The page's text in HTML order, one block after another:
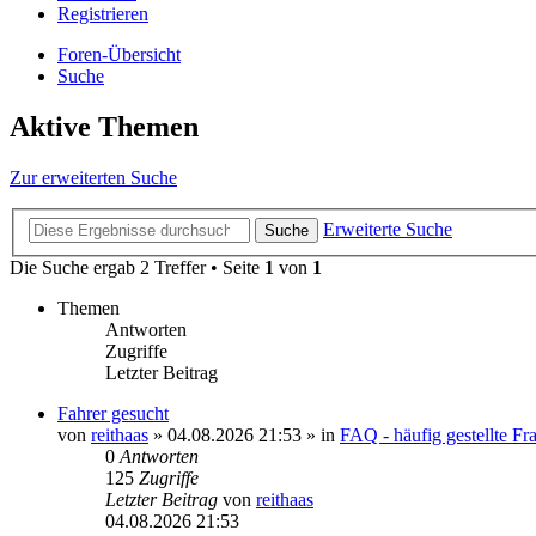
Registrieren
Foren-Übersicht
Suche
Aktive Themen
Zur erweiterten Suche
Suche
Erweiterte Suche
Die Suche ergab 2 Treffer • Seite 1 von 1
Themen
Antworten
Zugriffe
Letzter Beitrag
Fahrer gesucht
von reithaas » 04.08.2026 21:53 » in FAQ - häufig gestellte
0 Antworten
125 Zugriffe
Letzter Beitrag von reithaas
04.08.2026 21:53